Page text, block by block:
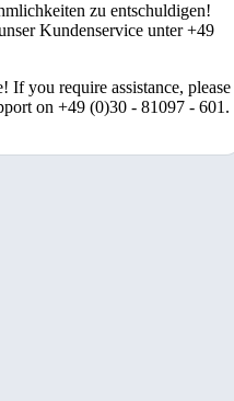
zu entschuldigen!
Kundenservice unter +49
If you require assistance, please
on +49 (0)30 - 81097 - 601.